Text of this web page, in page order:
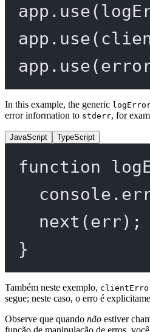
app. use
app. use
app. use
In this example, the generic
error information to stderr, for
JavaScript TypeScript
function
console.
next (err);
}
Também neste exemplo,
segue; neste caso, o erro é
Observe que quando não estiver
função de manipulação de erros,